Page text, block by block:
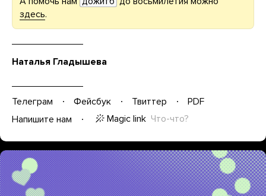
здесь.
Наталья Гладышева
Телеграм Фейсбук Твиттер
PDF
Напишите нам
Magic link Что-что?